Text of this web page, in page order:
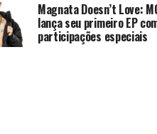
Magnata Doesn’t Love:
lança seu primeiro EP
participações especiais